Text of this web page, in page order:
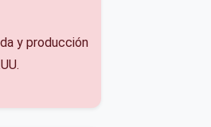
y producción